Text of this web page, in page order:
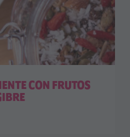
CON FRUTOS